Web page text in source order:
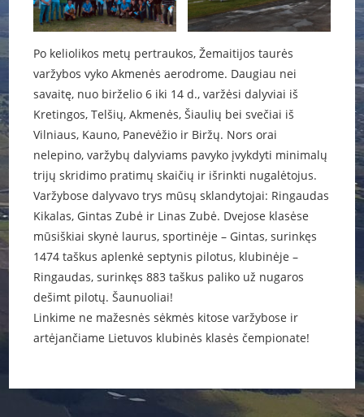
Po keliolikos metų pertraukos, Žemaitijos taurės
varžybos vyko Akmenės aerodrome. Daugiau nei
savaitę, nuo birželio 6 iki 14 d., varžėsi dalyviai iš
Kretingos, Telšių, Akmenės, Šiaulių bei svečiai iš
Vilniaus, Kauno, Panevėžio ir Biržų. Nors orai
nelepino, varžybų dalyviams pavyko įvykdyti minimalų
trijų skridimo pratimų skaičių ir išrinkti nugalėtojus.
Varžybose dalyvavo trys mūsų sklandytojai: Ringaudas
Kikalas, Gintas Zubė ir Linas Zubė. Dvejose klasėse
mūsiškiai skynė laurus, sportinėje – Gintas, surinkęs
1474 taškus aplenkė septynis pilotus, klubinėje –
Ringaudas, surinkęs 883 taškus paliko už nugaros
dešimt pilotų. Šaunuoliai!
Linkime ne mažesnės sėkmės kitose varžybose ir
artėjančiame Lietuvos klubinės klasės čempionate!